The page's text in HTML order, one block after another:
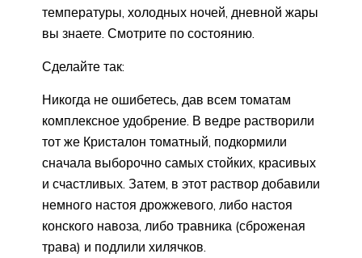
температуры, холодных ночей, дневной жары
вы знаете. Смотрите по состоянию.
Сделайте так:
Никогда не ошибетесь, дав всем томатам
комплексное удобрение. В ведре растворили
тот же Кристалон томатный, подкормили
сначала выборочно самых стойких, красивых
и счастливых. Затем, в этот раствор добавили
немного настоя дрожжевого, либо настоя
конского навоза, либо травника (сброженая
трава) и подлили хилячков.